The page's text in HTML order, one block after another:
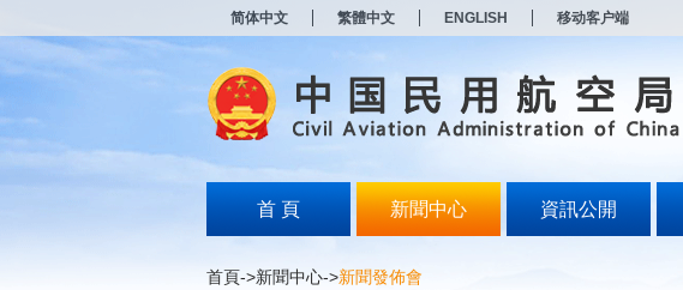
简体中文 繁體中文 ENGLISH 移动客户端
首 頁 新聞中心 資訊公開
首頁->新聞中心->新聞發佈會
打
无
障